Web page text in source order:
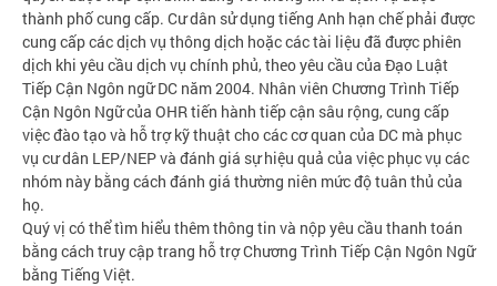
thành phố cung cấp. Cư dân sử dụng tiếng Anh hạn chế phải được
cung cấp các dịch vụ thông dịch hoặc các tài liệu đã được phiên
dịch khi yêu cầu dịch vụ chính phủ, theo yêu cầu của Đạo Luật
Tiếp Cận Ngôn ngữ DC năm 2004. Nhân viên Chương Trình Tiếp
Cận Ngôn Ngữ của OHR tiến hành tiếp cận sâu rộng, cung cấp
việc đào tạo và hỗ trợ kỹ thuật cho các cơ quan của DC mà phục
vụ cư dân LEP/NEP và đánh giá sự hiệu quả của việc phục vụ các
nhóm này bằng cách đánh giá thường niên mức độ tuân thủ của
họ.
Quý vị có thể tìm hiểu thêm thông tin và nộp yêu cầu thanh toán
bằng cách truy cập trang hỗ trợ Chương Trình Tiếp Cận Ngôn Ngữ
bằng Tiếng Việt.